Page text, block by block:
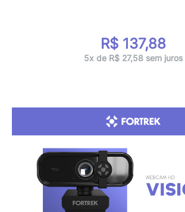
R$ 137,88
5x de R$ 27,58 sem juros